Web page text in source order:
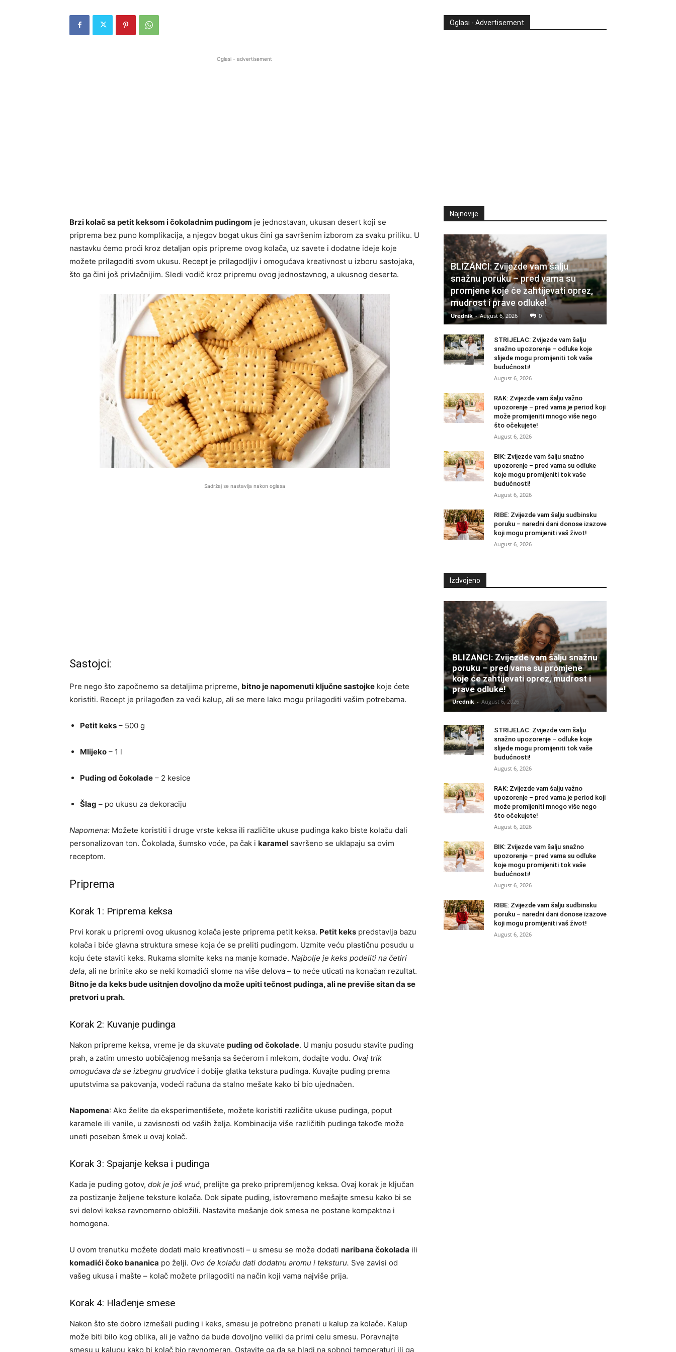
Oglasi - advertisement
Brzi kolač sa petit keksom i čokoladnim pudingom je jednostavan, ukusan desert koji se
priprema bez puno komplikacija, a njegov bogat ukus čini ga savršenim izborom za svaku priliku. U
nastavku ćemo proći kroz detaljan opis pripreme ovog kolača, uz savete i dodatne ideje koje
možete prilagoditi svom ukusu. Recept je prilagodljiv i omogućava kreativnost u izboru sastojaka,
što ga čini još privlačnijim. Sledi vodič kroz pripremu ovog jednostavnog, a ukusnog deserta.
Sadržaj se nastavlja nakon oglasa
Sastojci:
Pre nego što započnemo sa detaljima pripreme, bitno je napomenuti ključne sastojke koje ćete
koristiti. Recept je prilagođen za veći kalup, ali se mere lako mogu prilagoditi vašim potrebama.
Petit keks – 500 g
Mlijeko – 1 l
Puding od čokolade – 2 kesice
Šlag – po ukusu za dekoraciju
Napomena: Možete koristiti i druge vrste keksa ili različite ukuse pudinga kako biste kolaču dali
personalizovan ton. Čokolada, šumsko voće, pa čak i karamel savršeno se uklapaju sa ovim
receptom.
Priprema
Korak 1: Priprema keksa
Prvi korak u pripremi ovog ukusnog kolača jeste priprema petit keksa. Petit keks predstavlja bazu
kolača i biće glavna struktura smese koja će se preliti pudingom. Uzmite veću plastičnu posudu u
koju ćete staviti keks. Rukama slomite keks na manje komade. Najbolje je keks podeliti na četiri
dela, ali ne brinite ako se neki komadići slome na više delova – to neće uticati na konačan rezultat.
Bitno je da keks bude usitnjen dovoljno da može upiti tečnost pudinga, ali ne previše sitan da se
pretvori u prah.
Korak 2: Kuvanje pudinga
Nakon pripreme keksa, vreme je da skuvate puding od čokolade. U manju posudu stavite puding
prah, a zatim umesto uobičajenog mešanja sa šećerom i mlekom, dodajte vodu. Ovaj trik
omogućava da se izbegnu grudvice i dobije glatka tekstura pudinga. Kuvajte puding prema
uputstvima sa pakovanja, vodeći računa da stalno mešate kako bi bio ujednačen.
Napomena: Ako želite da eksperimentišete, možete koristiti različite ukuse pudinga, poput
karamele ili vanile, u zavisnosti od vaših želja. Kombinacija više različitih pudinga takođe može
uneti poseban šmek u ovaj kolač.
Korak 3: Spajanje keksa i pudinga
Kada je puding gotov, dok je još vruć, prelijte ga preko pripremljenog keksa. Ovaj korak je ključan
za postizanje željene teksture kolača. Dok sipate puding, istovremeno mešajte smesu kako bi se
svi delovi keksa ravnomerno obložili. Nastavite mešanje dok smesa ne postane kompaktna i
homogena.
U ovom trenutku možete dodati malo kreativnosti – u smesu se može dodati naribana čokolada ili
komadići čoko bananica po želji. Ovo će kolaču dati dodatnu aromu i teksturu. Sve zavisi od
vašeg ukusa i mašte – kolač možete prilagoditi na način koji vama najviše prija.
Korak 4: Hlađenje smese
Nakon što ste dobro izmešali puding i keks, smesu je potrebno preneti u kalup za kolače. Kalup
može biti bilo kog oblika, ali je važno da bude dovoljno veliki da primi celu smesu. Poravnajte
smesu u kalupu kako bi kolač bio ravnomeran. Ostavite ga da se hladi na sobnoj temperaturi ili ga
Oglasi - Advertisement
Najnovije
BLIZANCI: Zvijezde vam šalju
snažnu poruku – pred vama su
promjene koje će zahtijevati oprez,
mudrost i prave odluke!
Urednik - August 6, 2026 0
STRIJELAC: Zvijezde vam šalju
snažno upozorenje – odluke koje
slijede mogu promijeniti tok vaše
budućnosti!
August 6, 2026
RAK: Zvijezde vam šalju važno
upozorenje – pred vama je period koji
može promijeniti mnogo više nego
što očekujete!
August 6, 2026
BIK: Zvijezde vam šalju snažno
upozorenje – pred vama su odluke
koje mogu promijeniti tok vaše
budućnosti!
August 6, 2026
RIBE: Zvijezde vam šalju sudbinsku
poruku – naredni dani donose izazove
koji mogu promijeniti vaš život!
August 6, 2026
Izdvojeno
BLIZANCI: Zvijezde vam šalju snažnu
poruku – pred vama su promjene
koje će zahtijevati oprez, mudrost i
prave odluke!
Urednik - August 6, 2026
STRIJELAC: Zvijezde vam šalju
snažno upozorenje – odluke koje
slijede mogu promijeniti tok vaše
budućnosti!
August 6, 2026
RAK: Zvijezde vam šalju važno
upozorenje – pred vama je period koji
može promijeniti mnogo više nego
što očekujete!
August 6, 2026
BIK: Zvijezde vam šalju snažno
upozorenje – pred vama su odluke
koje mogu promijeniti tok vaše
budućnosti!
August 6, 2026
RIBE: Zvijezde vam šalju sudbinsku
poruku – naredni dani donose izazove
koji mogu promijeniti vaš život!
August 6, 2026